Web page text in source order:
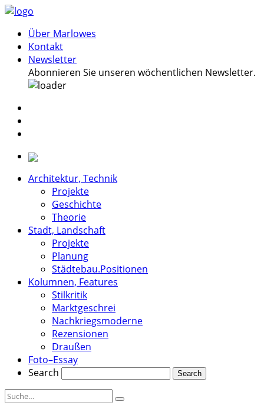
Über Marlowes
Kontakt
Newsletter
Abonnieren Sie unseren wöchentlichen Newsletter.
Architektur, Technik
Projekte
Geschichte
Theorie
Stadt, Landschaft
Projekte
Planung
Städtebau.Positionen
Kolumnen, Features
Stilkritik
Marktgeschrei
Nachkriegsmoderne
Rezensionen
Draußen
Foto–Essay
Search